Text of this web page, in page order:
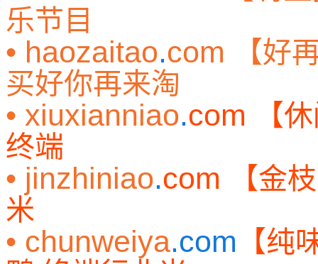
乐节目
• haozaitao.com
【好
买好你再来淘
• xiuxianniao.com
【
终端
• jinzhiniao.com
【金
米
• chunweiya.com 【纯